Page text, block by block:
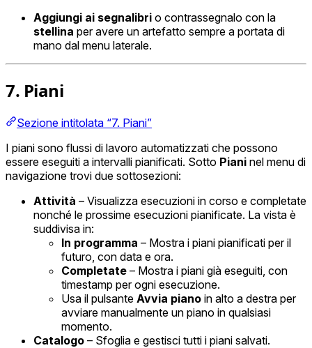
Aggiungi ai segnalibri o contrassegnalo con la
stellina per avere un artefatto sempre a portata di
mano dal menu laterale.
7. Piani
Sezione intitolata “7. Piani”
I piani sono flussi di lavoro automatizzati che possono
essere eseguiti a intervalli pianificati. Sotto Piani nel menu di
navigazione trovi due sottosezioni:
Attività – Visualizza esecuzioni in corso e completate
nonché le prossime esecuzioni pianificate. La vista è
suddivisa in:
In programma – Mostra i piani pianificati per il
futuro, con data e ora.
Completate – Mostra i piani già eseguiti, con
timestamp per ogni esecuzione.
Usa il pulsante Avvia piano in alto a destra per
avviare manualmente un piano in qualsiasi
momento.
Catalogo – Sfoglia e gestisci tutti i piani salvati.